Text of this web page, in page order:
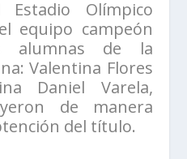
Olímpico
equipo campeón
alumnas de la
Valentina Flores
Daniel Varela,
de manera
del título.